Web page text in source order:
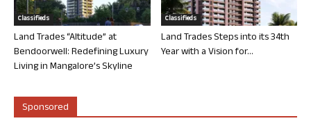
Classifieds
Land Trades “Altitude” at
Bendoorwell: Redefining Luxury
Living in Mangalore’s Skyline
Classifieds
Land Trades Steps into its 34th
Year with a Vision for...
Sponsored